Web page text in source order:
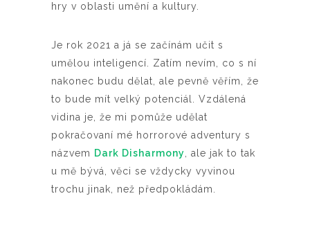
hry v oblasti umění a kultury.
Je rok 2021 a já se začínám učit s
umělou inteligencí. Zatím nevím, co s ní
nakonec budu dělat, ale pevně věřím, že
to bude mít velký potenciál. Vzdálená
vidina je, že mi pomůže udělat
pokračovaní mé horrorové adventury s
názvem Dark Disharmony , ale jak to tak
u mě bývá, věci se vždycky vyvinou
trochu jinak, než předpokládám.